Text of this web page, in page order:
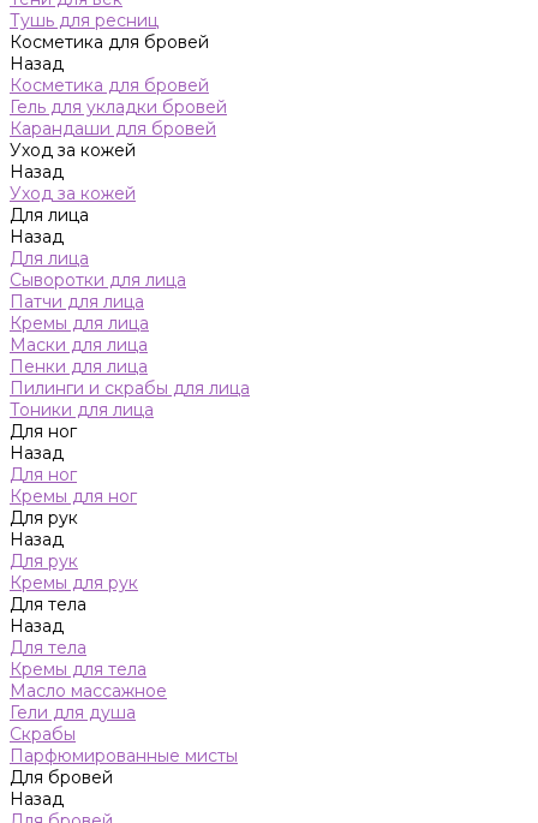
Тушь для ресниц
Косметика для бровей
Назад
Косметика для бровей
Гель для укладки бровей
Карандаши для бровей
Уход за кожей
Назад
Уход за кожей
Для лица
Назад
Для лица
Сыворотки для лица
Патчи для лица
Кремы для лица
Маски для лица
Пенки для лица
Пилинги и скрабы для лица
Тоники для лица
Для ног
Назад
Для ног
Кремы для ног
Для рук
Назад
Для рук
Кремы для рук
Для тела
Назад
Для тела
Кремы для тела
Масло массажное
Гели для душа
Скрабы
Парфюмированные мисты
Для бровей
Назад